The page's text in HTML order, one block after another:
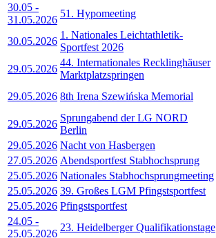
30.05 -
31.05.2026
51. Hypomeeting
30.05.2026
1. Nationales Leichtathletik-
Sportfest 2026
29.05.2026
44. Internationales Recklinghäuser
Marktplatzspringen
29.05.2026 8th Irena Szewińska Memorial
29.05.2026
Sprungabend der LG NORD
Berlin
29.05.2026 Nacht von Hasbergen
27.05.2026 Abendsportfest Stabhochsprung
25.05.2026 Nationales Stabhochsprungmeeting
25.05.2026 39. Großes LGM Pfingstsportfest
25.05.2026 Pfingstsportfest
24.05 -
25.05.2026
23. Heidelberger Qualifikationstage